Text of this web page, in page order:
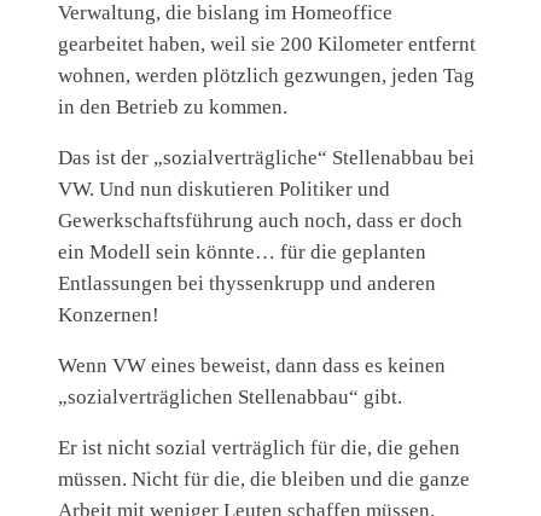
Verwaltung, die bislang im Homeoffice
gearbeitet haben, weil sie 200 Kilometer entfernt
wohnen, werden plötzlich gezwungen, jeden Tag
in den Betrieb zu kommen.
Das ist der „sozialverträgliche“ Stellenabbau bei
VW. Und nun diskutieren Politiker und
Gewerkschaftsführung auch noch, dass er doch
ein Modell sein könnte… für die geplanten
Entlassungen bei thyssenkrupp und anderen
Konzernen!
Wenn VW eines beweist, dann dass es keinen
„sozialverträglichen Stellenabbau“ gibt.
Er ist nicht sozial verträglich für die, die gehen
müssen. Nicht für die, die bleiben und die ganze
Arbeit mit weniger Leuten schaffen müssen.